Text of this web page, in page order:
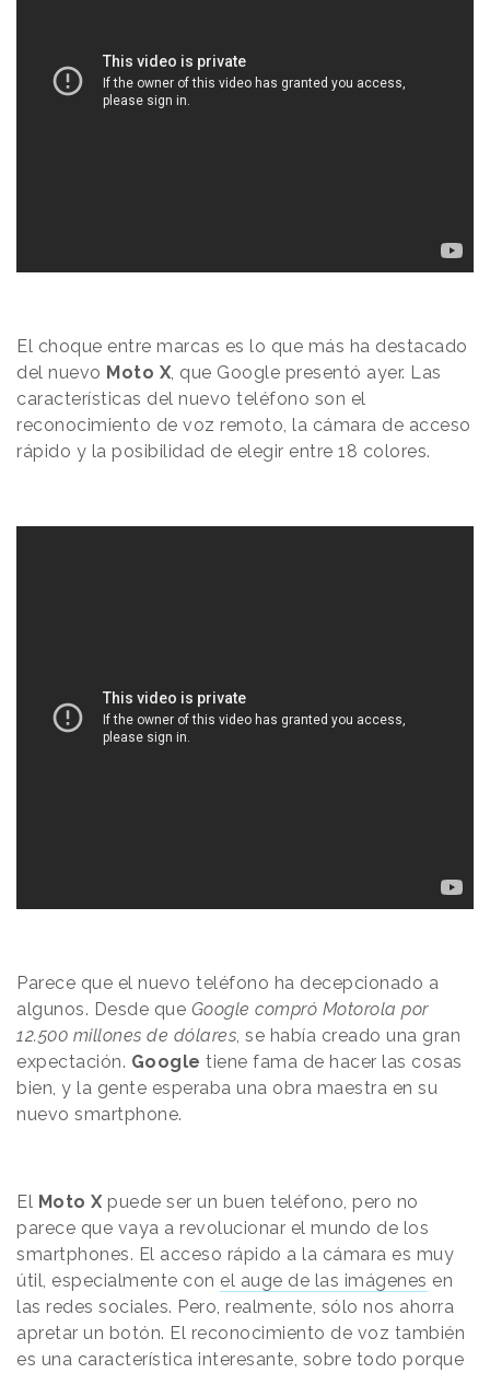
El choque entre marcas es lo que más ha destacado
del nuevo Moto X , que Google presentó ayer. Las
características del nuevo teléfono son el
reconocimiento de voz remoto, la cámara de acceso
rápido y la posibilidad de elegir entre 18 colores.
Parece que el nuevo teléfono ha decepcionado a
algunos. Desde que Google compró Motorola por
12.500 millones de dólares , se había creado una gran
expectación. Google tiene fama de hacer las cosas
bien, y la gente esperaba una obra maestra en su
nuevo smartphone.
El Moto X puede ser un buen teléfono, pero no
parece que vaya a revolucionar el mundo de los
smartphones. El acceso rápido a la cámara es muy
útil, especialmente con el auge de las imágenes en
las redes sociales. Pero, realmente, sólo nos ahorra
apretar un botón. El reconocimiento de voz también
es una característica interesante, sobre todo porque